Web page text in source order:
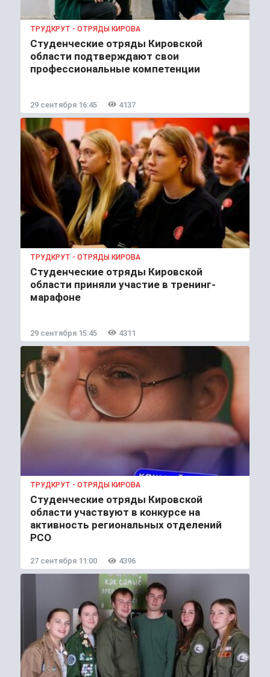
ТРУДКРУТ - ОТРЯДЫ КИРОВА
Студенческие отряды Кировской
области подтверждают свои
профессиональные компетенции
29 сентября 16:45 4137
ТРУДКРУТ - ОТРЯДЫ КИРОВА
Студенческие отряды Кировской
области приняли участие в тренинг-
марафоне
29 сентября 15:45 4311
ТРУДКРУТ - ОТРЯДЫ КИРОВА
Студенческие отряды Кировской
области участвуют в конкурсе на
активность региональных отделений
РСО
27 сентября 11:00 4396